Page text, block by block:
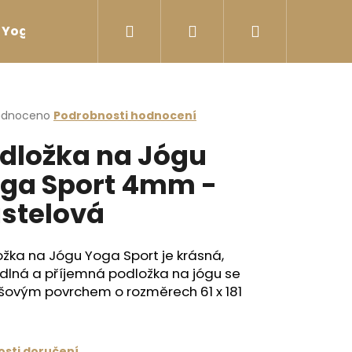
Yoga sport Láhve na vodu Yoga sport Termoska
Přihlášení
Podrobnosti hodnocení
na Jógu
Sport 4mm -
na Jógu Yoga Sport je krásná,
a příjemná podložka na jógu se
povrchem o rozměrech 61 x 181